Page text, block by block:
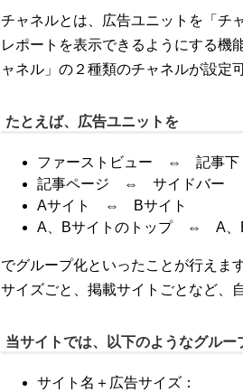
チャネルとは、広告ユニットを「チ
レポートを表示できるようにする機
ャネル」の２種類のチャネルが設定
たとえば、広告ユニットを
ファーストビュー ⇔ 記事下
記事ページ ⇔ サイドバー
Aサイト ⇔ Bサイト
A、Bサイトのトップ ⇔ A、
でグループ化といったことが行えま
サイズごと、掲載サイトごとなど、
当サイトでは、以下のようなグルー
サイト名＋広告サイズ：